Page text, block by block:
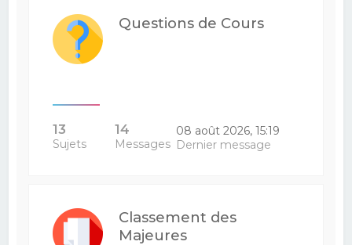
Questions de Cours
13
Sujets
14
Messages
08 août 2026, 15:19
Dernier message
Classement des
Majeures